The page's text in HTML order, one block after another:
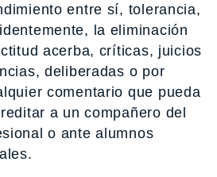
entre sí, tolerancia,
la eliminación
acerba, críticas, juicios
deliberadas o por
comentario que pueda
a un compañero del
o ante alumnos